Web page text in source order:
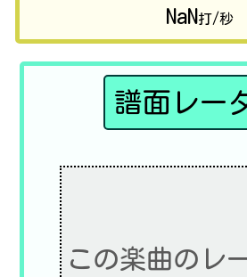
NaN打/秒
譜面レー
この楽曲のレ